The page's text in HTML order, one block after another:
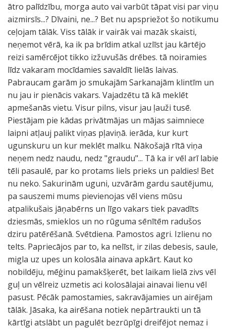
ātro palīdzību, morga auto vai varbūt tāpat visi par viņu
aizmirsīs...? Dīvaini, ne...? Bet nu apspriežot šo notikumu
ceļojam tālāk. Viss tālāk ir vairāk vai mazāk skaisti,
neņemot vērā, ka ik pa brīdim atkal uzlīst jau kārtējo
reizi samērcējot tikko izžuvušās drēbes. tā noiramies
līdz vakaram mocīdamies savaldīt lielās laivas.
Pabraucam garām jo smukajām Sarkanajām klintīm un
nu jau ir pienācis vakars. Vajadzētu tā kā meklēt
apmešanās vietu. Visur pilns, visur jau ļauži tusē.
Piestājam pie kādas privātmājas un mājas saimniece
laipni atļauj palikt viņas pļaviņā. ierāda, kur kurt
ugunskuru un kur meklēt malku. Nākošajā rītā viņa
neņem nedz naudu, nedz "graudu"... Tā ka ir vēl arī labie
tēli pasaulē, par ko protams liels prieks un paldies! Bet
nu neko. Sakurinām uguni, uzvārām gardu sautējumu,
pa sauszemi mums pievienojas vēl viens mūsu
atpalikušais jāņabērns un līgo vakars tiek pavadīts
dziesmās, smieklos un no rūguma sēnītēm radušos
dziru patērēšanā. Svētdiena. Pamostos agri. Izlienu no
telts. Papriecājos par to, ka nelīst, ir zilas debesis, saule,
migla uz upes un kolosāla ainava apkārt. Kaut ko
nobildēju, mēģinu pamakšķerēt, bet laikam lielā zivs vēl
guļ un vēlreiz uzmetis aci kolosālajai ainavai lienu vēl
pasust. Pēcāk pamostamies, sakravājamies un airējam
tālāk. Jāsaka, ka airēšana notiek nepārtraukti un tā
kārtīgi atslābt un pagulēt bezrūpīgi dreifējot nemaz i